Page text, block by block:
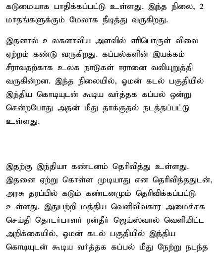
கடுமையாக பாதிக்கப்பட்டு உள்ளது. இந்த நிலை, 2
மாதங்களுக்கும் மேலாக நீடித்து வருகிறது.
இதனால் உலகளாவிய அளவில் எரிபொருள் விலை
ஏற்றம் கண்டு வருகிறது. கப்பல்களின் இயக்கம்
சீராவதற்காக உலக நாடுகள் ஈரானை வலியுறுத்தி
வருகின்றன. இந்த நிலையில், ஓமன் கடல் பகுதியில்
இந்திய கொடியுடன் கூடிய வர்த்தக கப்பல் ஒன்று
சென்றபோது அதன் மீது தாக்குதல் நடத்தப்பட்டு
உள்ளது.
இதற்கு இந்தியா கண்டனம் தெரிவித்து உள்ளது.
இதனை ஏற்று கொள்ள முடியாது என தெரிவித்ததுடன்,
அரசு தரப்பில் கடும் கண்டனமும் தெரிவிக்கப்பட்டு
உள்ளது. இதுபற்றி மத்திய வெளிவிவகார அமைச்சக
செய்தி தொடர்பாளர் ரன்தீர் ஜெய்ஸ்வால் வெளியிட்ட
அறிக்கையில், ஓமன் கடல் பகுதியில் இந்திய
கொடியுடன் கூடிய வர்த்தக கப்பல் மீது நேற்று நடந்த